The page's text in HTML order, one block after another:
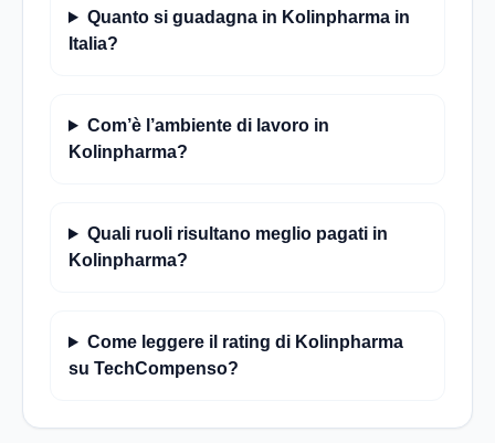
Quanto si guadagna in Kolinpharma in
Italia?
Com’è l’ambiente di lavoro in
Kolinpharma?
Quali ruoli risultano meglio pagati in
Kolinpharma?
Come leggere il rating di Kolinpharma
su TechCompenso?